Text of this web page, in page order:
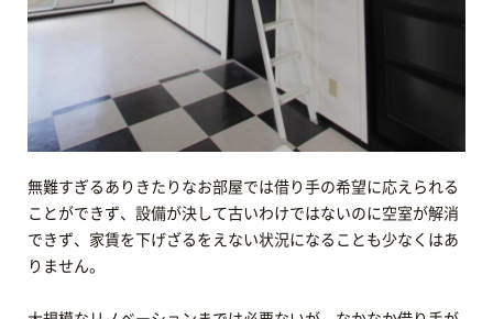
無難すぎるありきたりなお部屋では借り手の希望に応えられる
ことができず、設備が決して古いわけではないのに空室が解消
できず、家賃を下げざるをえない状況になることも少なくはあ
りません。